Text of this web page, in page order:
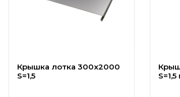
Крышка лотка 300х2000
S=1,5